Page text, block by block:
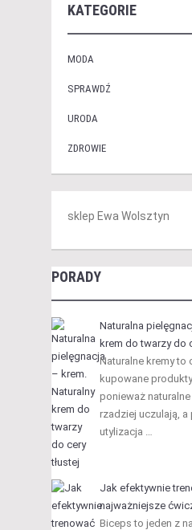
KATEGORIE
MODA
SPRAWDŹ
URODA
ZDROWIE
sklep Ewa Wolsztyn
PORADY
Naturalna
krem do twarzy do
Naturalne kremy
kupowane
ponieważ
rzadziej uczulają,
utylizacja …
Jak efektywnie
najważniejsze
Biceps to jeden z